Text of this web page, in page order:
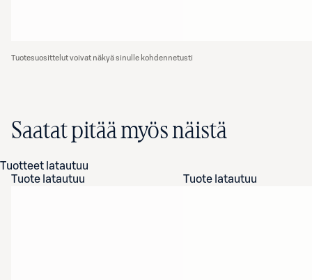
Tuotesuosittelut voivat näkyä sinulle kohdennetusti
Saatat pitää myös näistä
Tuotteet latautuu
Tuote latautuu
Tuote latautuu